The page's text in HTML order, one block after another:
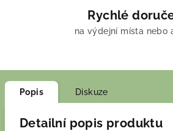
Rychlé
na výdejní místa nebo
Popis Diskuze
Detailní popis produktu